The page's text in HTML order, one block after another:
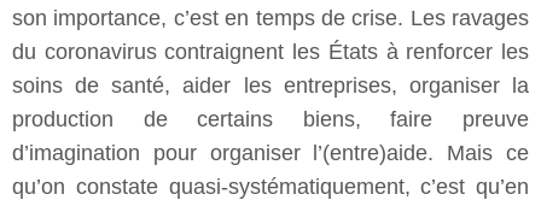
son importance, c’est en temps de crise. Les ravages
du coronavirus contraignent les États à renforcer les
soins de santé, aider les entreprises, organiser la
production de certains biens, faire preuve
d’imagination pour organiser l’(entre)aide. Mais ce
qu’on constate quasi-systématiquement, c’est qu’en